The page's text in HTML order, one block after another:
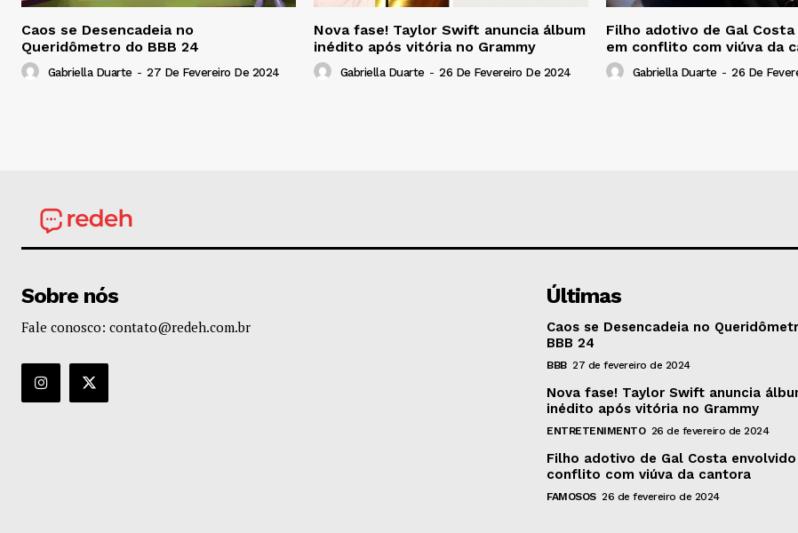
Caos se Desencadeia no
Queridômetro do BBB 24
Gabriella Duarte - 27 De Fevereiro De 2024
Nova fase! Taylor Swift anuncia álbum
inédito após vitória no Grammy
Gabriella Duarte - 26 De Fevereiro De 2024
Filho adotivo de Gal
em conflito com viúva da
Gabriella Duarte - 26 De
Sobre nós
Fale conosco: contato@redeh.com.br
Últimas
Caos se Desencadeia no
BBB 24
BBB 27 de fevereiro de 2024
Nova fase! Taylor Swift anuncia
inédito após vitória no Grammy
ENTRETENIMENTO 26 de fevereiro de 2024
Filho adotivo de Gal Costa envolvido
conflito com viúva da cantora
FAMOSOS 26 de fevereiro de 2024